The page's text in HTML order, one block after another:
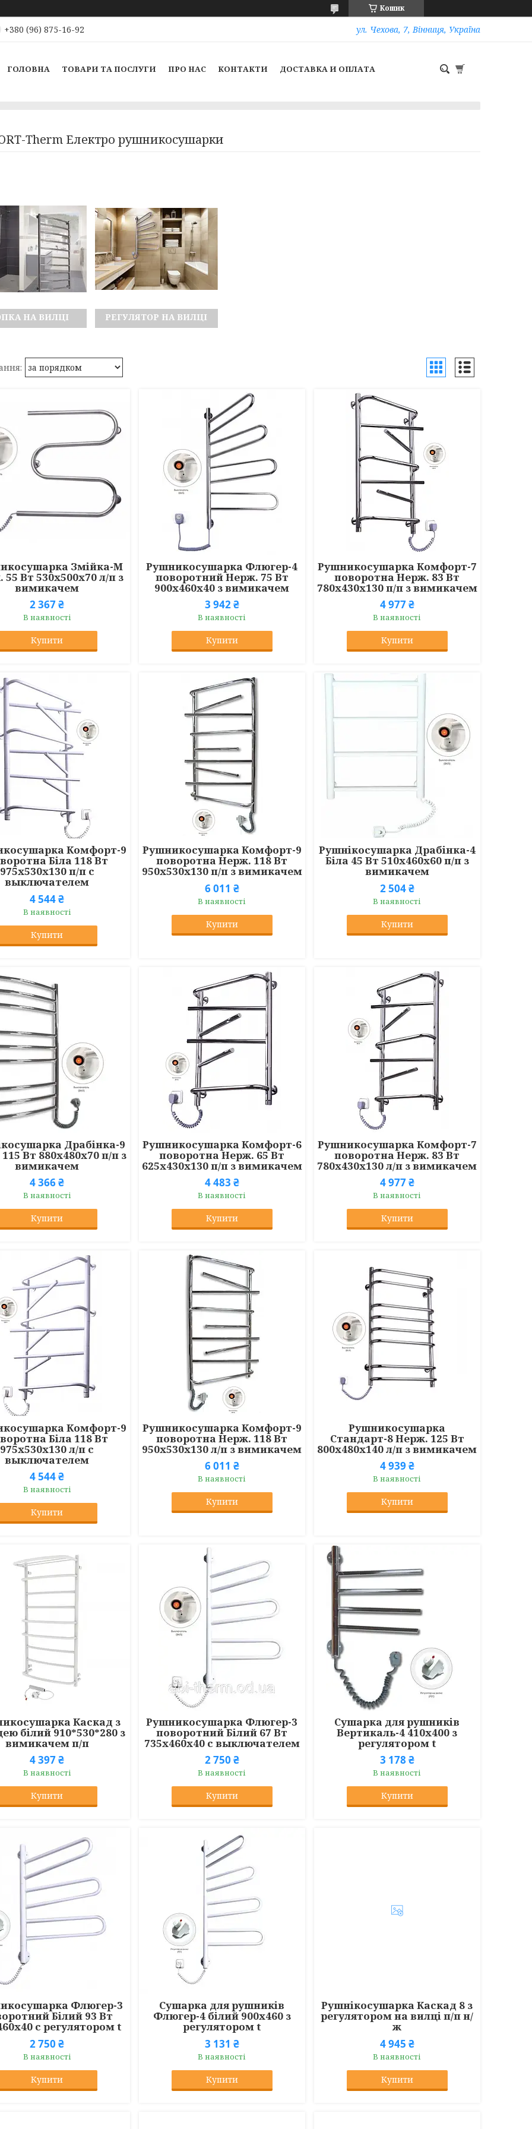
Кошик
+380 (96) 875-16-92 ул. Чехова, 7, Вінниця, Україна
ГОЛОВНА ТОВАРИ ТА ПОСЛУГИ ПРО НАС КОНТАКТИ ДОСТАВКА И ОПЛАТА
Therm Електро рушникосушарки
НА ВИЛЦІ РЕГУЛЯТОР НА ВИЛЦІ
Змійка-М
Вт 530x500x70 л/п з
вимикачем
2 367 ₴
В наявності
Купити
Рушникосушарка Флюгер-4
поворотний Нерж. 75 Вт
900x460x40 з вимикачем
3 942 ₴
В наявності
Купити
Рушникосушарка Комфорт-7
поворотна Нерж. 83 Вт
780x430x130 п/п з вимикачем
4 977 ₴
В наявності
Купити
Комфорт-9
Біла 118 Вт
975x530x130 п/п с
выключателем
4 544 ₴
В наявності
Купити
Рушникосушарка Комфорт-9
поворотна Нерж. 118 Вт
950x530x130 п/п з вимикачем
6 011 ₴
В наявності
Купити
Рушнікосушарка Драбінка-4
Біла 45 Вт 510x460x60 п/п з
вимикачем
2 504 ₴
В наявності
Купити
Драбінка-9
Вт 880x480x70 п/п з
вимикачем
4 366 ₴
В наявності
Купити
Рушникосушарка Комфорт-6
поворотна Нерж. 65 Вт
625x430x130 п/п з вимикачем
4 483 ₴
В наявності
Купити
Рушникосушарка Комфорт-7
поворотна Нерж. 83 Вт
780x430x130 л/п з вимикачем
4 977 ₴
В наявності
Купити
Комфорт-9
Біла 118 Вт
975x530x130 л/п с
выключателем
4 544 ₴
В наявності
Купити
Рушникосушарка Комфорт-9
поворотна Нерж. 118 Вт
950x530x130 л/п з вимикачем
6 011 ₴
В наявності
Купити
Рушникосушарка
Стандарт-8 Нерж. 125 Вт
800x480x140 л/п з вимикачем
4 939 ₴
В наявності
Купити
Каскад з
білий 910*530*280 з
вимикачем п/п
4 397 ₴
В наявності
Купити
Рушникосушарка Флюгер-3
поворотний Білий 67 Вт
735x460x40 с выключателем
2 750 ₴
В наявності
Купити
Сушарка для рушників
Вертикаль-4 410х400 з
регулятором t
3 178 ₴
В наявності
Купити
Флюгер-3
Білий 93 Вт
с регулятором t
2 750 ₴
В наявності
Купити
Сушарка для рушників
Флюгер-4 білий 900х460 з
регулятором t
3 131 ₴
В наявності
Купити
Рушнікосушарка Каскад 8 з
регулятором на вилці п/п н/
ж
4 945 ₴
В наявності
Купити